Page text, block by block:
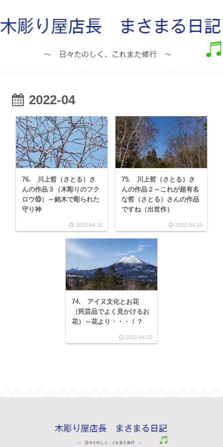
2022-04
76. 川上哲（さとる）さ
んの作品３（木彫りのフク
ロウ⑩）～銘木で彫られた
守り神
2022.04.16
75. 川上哲（さとる）さ
んの作品２～これが超有名
な哲（さとる）さんの作品
ですね（出世作）
2022.04.10
74. アイヌ文化とお花
（民芸品でよく見かけるお
花）～花より・・・！？
2022.04.02